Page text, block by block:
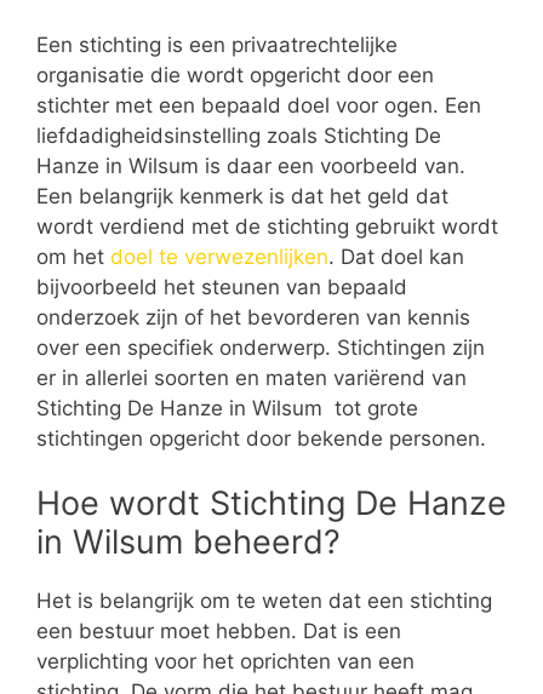
Een stichting is een privaatrechtelijke
organisatie die wordt opgericht door een
stichter met een bepaald doel voor ogen. Een
liefdadigheidsinstelling zoals Stichting De
Hanze in Wilsum is daar een voorbeeld van.
Een belangrijk kenmerk is dat het geld dat
wordt verdiend met de stichting gebruikt wordt
om het doel te verwezenlijken. Dat doel kan
bijvoorbeeld het steunen van bepaald
onderzoek zijn of het bevorderen van kennis
over een specifiek onderwerp. Stichtingen zijn
er in allerlei soorten en maten variërend van
Stichting De Hanze in Wilsum tot grote
stichtingen opgericht door bekende personen.
Hoe wordt Stichting De Hanze
in Wilsum beheerd?
Het is belangrijk om te weten dat een stichting
een bestuur moet hebben. Dat is een
verplichting voor het oprichten van een